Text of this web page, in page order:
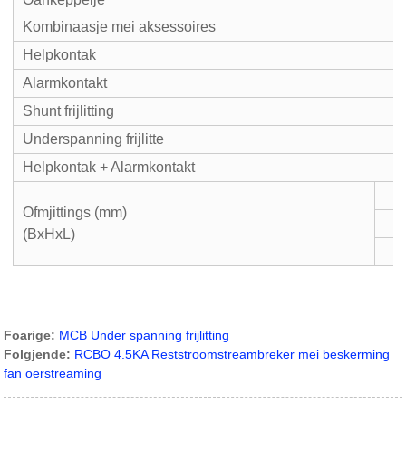
Kombinaasje mei aksessoires
Helpkontak
Alarmkontakt
Shunt frijlitting
Underspanning frijlitte
Helpkontak + Alarmkontakt
Ofmjittings (mm)
(BxHxL)
Foarige: MCB Under spanning frijlitting
Folgjende: RCBO 4.5KA Reststroomstreambreker mei beskerming
fan oerstreaming